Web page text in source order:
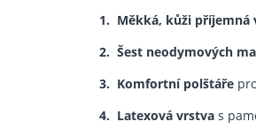
1. Měkká, kůži příjemná
2. Šest neodymových
3. Komfortní polštáře
4. Latexová vrstva s